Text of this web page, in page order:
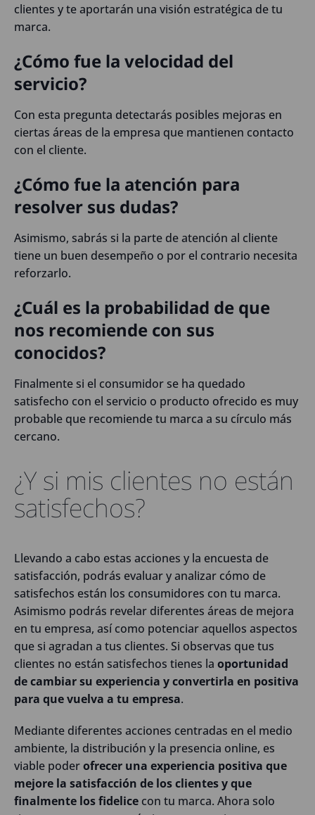
clientes y te aportarán una visión estratégica de tu
marca.
¿Cómo fue la velocidad del
servicio?
Con esta pregunta detectarás posibles mejoras en
ciertas áreas de la empresa que mantienen contacto
con el cliente.
¿Cómo fue la atención para
resolver sus dudas?
Asimismo, sabrás si la parte de atención al cliente
tiene un buen desempeño o por el contrario necesita
reforzarlo.
¿Cuál es la probabilidad de que
nos recomiende con sus
conocidos?
Finalmente si el consumidor se ha quedado
satisfecho con el servicio o producto ofrecido es muy
probable que recomiende tu marca a su círculo más
cercano.
¿Y si mis clientes no están
satisfechos?
Llevando a cabo estas acciones y la encuesta de
satisfacción, podrás evaluar y analizar cómo de
satisfechos están los consumidores con tu marca.
Asimismo podrás revelar diferentes áreas de mejora
en tu empresa, así como potenciar aquellos aspectos
que si agradan a tus clientes. Si observas que tus
clientes no están satisfechos tienes la oportunidad
de cambiar su experiencia y convertirla en positiva
para que vuelva a tu empresa.
Mediante diferentes acciones centradas en el medio
ambiente, la distribución y la presencia online, es
viable poderofrecer una experiencia positiva que
mejore la satisfacción de los clientes y que
finalmente los fidelice con tu marca. Ahora solo